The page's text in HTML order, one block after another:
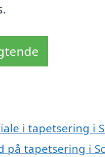
i tapetsering i
tapetsering i